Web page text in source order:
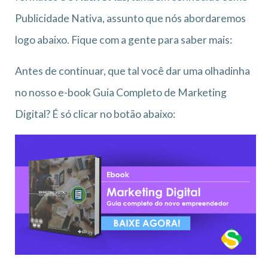
Publicidade Nativa, assunto que nós abordaremos
logo abaixo. Fique com a gente para saber mais:
Antes de continuar, que tal você dar uma olhadinha
no nosso e-book Guia Completo de Marketing
Digital? É só clicar no botão abaixo: